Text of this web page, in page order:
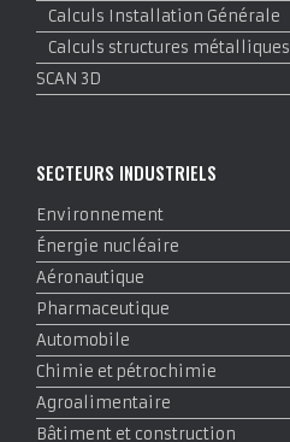
Calculs Installation Générale
Calculs structures métalliques
SCAN 3D
SECTEURS INDUSTRIELS
Environnement
Énergie nucléaire
Aéronautique
Pharmaceutique
Automobile
Chimie et pétrochimie
Agroalimentaire
Bâtiment et construction